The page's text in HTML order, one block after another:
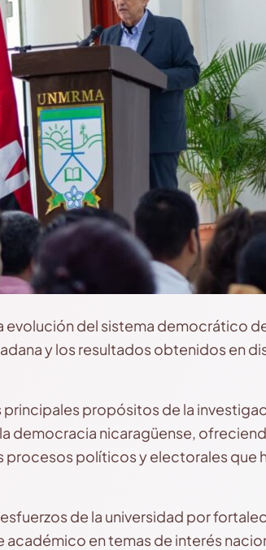
evolución del sistema democrático
y los resultados obtenidos en
propósitos de la
democracia nicaragüense,
políticos y electorales que
de la universidad por
en temas de interés